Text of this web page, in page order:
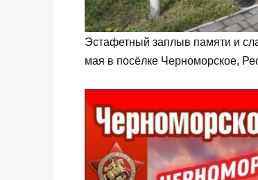
Эстафетный заплыв памяти и
мая в посёлке Черноморское,